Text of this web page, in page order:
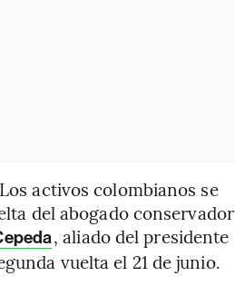
activos colombianos se
del abogado conservador
, aliado del presidente
vuelta el 21 de junio.